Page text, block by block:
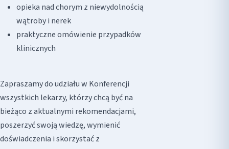
opieka nad chorym z niewydolnością
wątroby i nerek
praktyczne omówienie przypadków
klinicznych
Zapraszamy do udziału w Konferencji
wszystkich lekarzy, którzy chcą być na
bieżąco z aktualnymi rekomendacjami,
poszerzyć swoją wiedzę, wymienić
doświadczenia i skorzystać z